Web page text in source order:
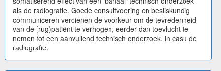
als de radiografie. Goede consultvoering en besliskundig
communiceren verdienen de voorkeur om de tevredenheid
van de (rug)patiënt te verhogen, eerder dan toevlucht te
nemen tot een aanvullend technisch onderzoek, in casu de
radiografie.